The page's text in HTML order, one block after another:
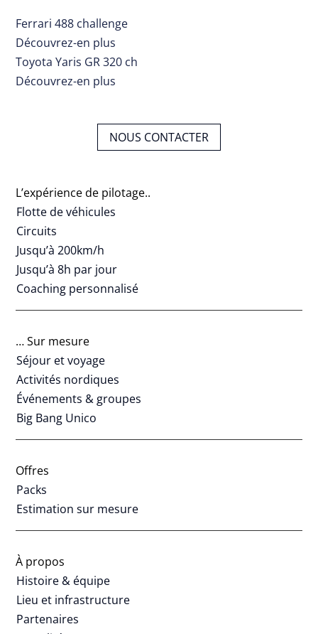
Ferrari 488 challenge
Découvrez-en plus
Toyota Yaris GR 320 ch
Découvrez-en plus
NOUS CONTACTER
L’expérience de pilotage..
Flotte de véhicules
Circuits
Jusqu’à 200km/h
Jusqu’à 8h par jour
Coaching personnalisé
… Sur mesure
Séjour et voyage
Activités nordiques
Événements & groupes
Big Bang Unico
Offres
Packs
Estimation sur mesure
À propos
Histoire & équipe
Lieu et infrastructure
Partenaires